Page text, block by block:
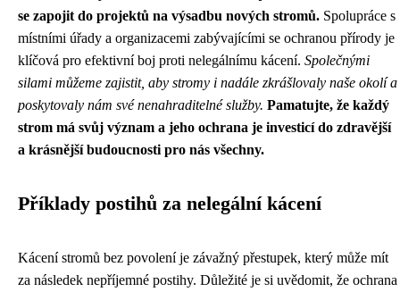
se zapojit do projektů na výsadbu nových stromů. Spolupráce s
místními úřady a organizacemi zabývajícími se ochranou přírody je
klíčová pro efektivní boj proti nelegálnímu kácení. Společnými
silami můžeme zajistit, aby stromy i nadále zkrášlovaly naše okolí a
poskytovaly nám své nenahraditelné služby. Pamatujte, že každý
strom má svůj význam a jeho ochrana je investicí do zdravější
a krásnější budoucnosti pro nás všechny.
Příklady postihů za nelegální kácení
Kácení stromů bez povolení je závažný přestupek, který může mít
za následek nepříjemné postihy. Důležité je si uvědomit, že ochrana